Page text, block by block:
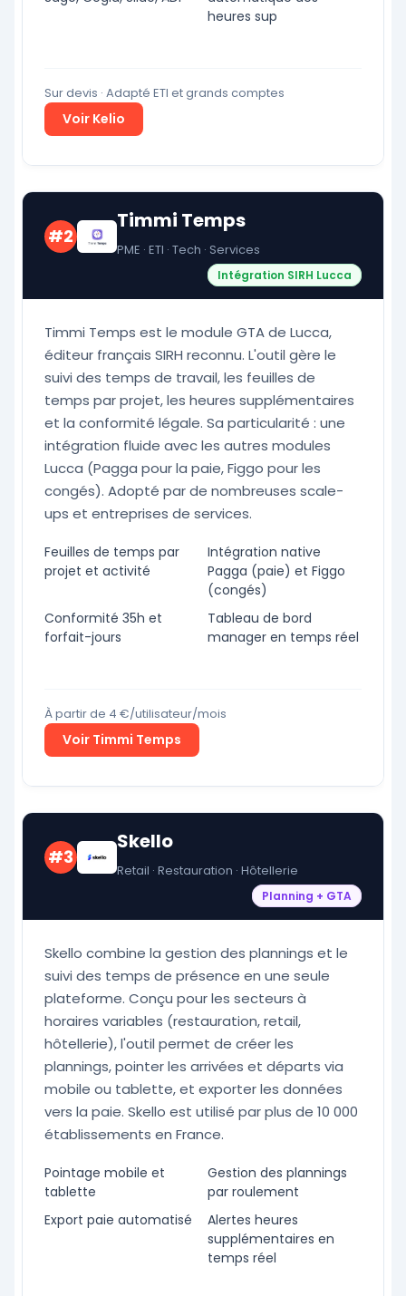
heures sup
Sur devis · Adapté ETI et grands comptes
Voir Kelio
#2
Timmi Temps
PME · ETI · Tech · Services
Intégration SIRH Lucca
Timmi Temps est le module GTA de Lucca,
éditeur français SIRH reconnu. L'outil gère le
suivi des temps de travail, les feuilles de
temps par projet, les heures supplémentaires
et la conformité légale. Sa particularité : une
intégration fluide avec les autres modules
Lucca (Pagga pour la paie, Figgo pour les
congés). Adopté par de nombreuses scale-
ups et entreprises de services.
Feuilles de temps par
projet et activité
Intégration native
Pagga (paie) et Figgo
(congés)
Conformité 35h et
forfait-jours
Tableau de bord
manager en temps réel
À partir de 4 €/utilisateur/mois
Voir Timmi Temps
#3
Skello
Retail · Restauration · Hôtellerie
Planning + GTA
Skello combine la gestion des plannings et le
suivi des temps de présence en une seule
plateforme. Conçu pour les secteurs à
horaires variables (restauration, retail,
hôtellerie), l'outil permet de créer les
plannings, pointer les arrivées et départs via
mobile ou tablette, et exporter les données
vers la paie. Skello est utilisé par plus de 10 000
établissements en France.
Pointage mobile et
tablette
Gestion des plannings
par roulement
Export paie automatisé
Alertes heures
supplémentaires en
temps réel